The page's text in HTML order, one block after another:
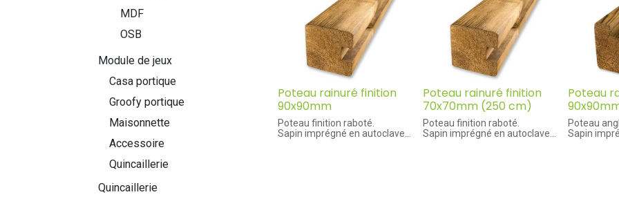
MDF
OSB
Module de jeux
Casa portique
Groofy portique
Maisonnette
Accessoire
Quincaillerie
Quincaillerie
Poteau rainuré finition
90x90mm
Poteau finition raboté.
Sapin imprégné en autoclave
Poteau rainuré finition
70x70mm (250 cm)
Poteau finition raboté.
Sapin imprégné en autoclave
Poteau
Poteau
Sapin